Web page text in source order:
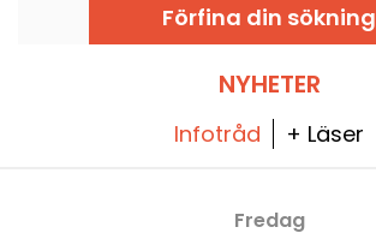
Förfina din sökning
NYHETER
Infotråd + Läser
Fredag